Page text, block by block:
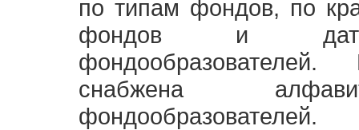
по типам фондов, по
фондов и
снабжена
фондообразователей.